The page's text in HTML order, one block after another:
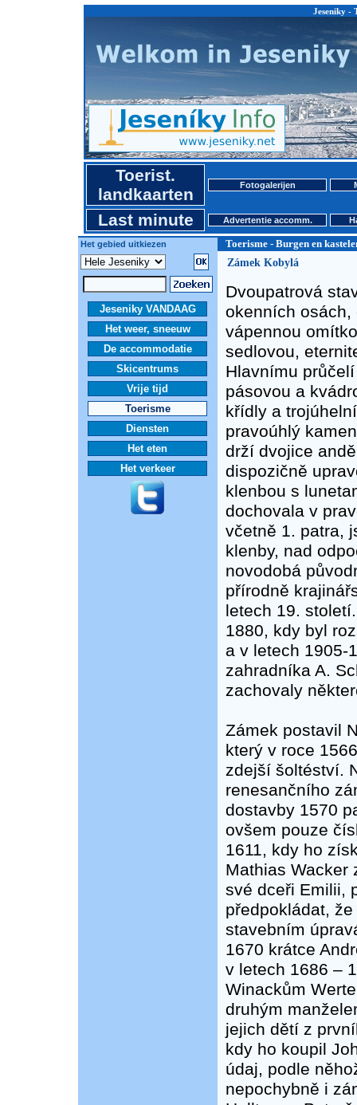
Jeseniky -
Toerist.
landkaarten
Fotogalerijen
Last minute Advertentie accomm.
Het gebied uitkiezen Toerisme - Burgen en
Jeseniky VANDAAG
Het weer, sneeuw
De accommodatie
Skicentrums
Vrije tijd
Toerisme
Diensten
Het eten
Het verkeer
Zámek Kobylá
Dvoupatrová
okenních osách,
vápennou
sedlovou,
Hlavnímu
pásovou a
křídly a
pravoúhlý
drží dvojice
dispozičně
klenbou s
dochovala v
včetně 1. patra,
klenby, nad
novodobá
přírodně
letech 19.
1880, kdy byl
a v letech 1905-
zahradníka A.
zachovaly
Zámek postavil
který v roce
zdejší šoltéství.
renesančního
dostavby 1570
ovšem pouze
1611, kdy ho
Mathias Wacker
své dceři Emilii,
předpokládat,
stavebním
1670 krátce
v letech 1686 –
Winackům
druhým
jejich dětí z
kdy ho koupil
údaj, podle
nepochybně i